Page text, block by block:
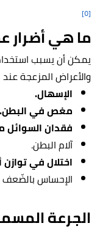
[٥]
ما هي أضرار
يمكن أن يسبب
والأعراض المزعجة
الإسهال.
مغص في البطن.
فقدان السوائل
آلام البطن.
اختلال في
الإحساس بالضّعف
الجرعة